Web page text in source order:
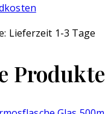
Lieferzeit 1-3 Tage
Produkte